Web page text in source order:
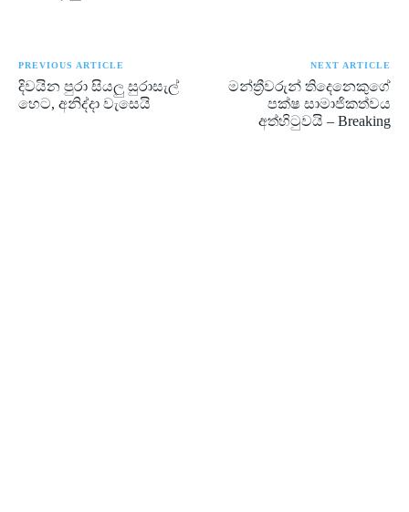
PREVIOUS ARTICLE
දිවයින පුරා සියලු සුරාසැල්
හෙට, අනිද්දා වැසෙයි
NEXT ARTICLE
මන්ත්‍රීවරුන් තිදෙනෙකුගේ
පක්ෂ සාමාජිකත්වය
අත්හිටුවයි – Breaking